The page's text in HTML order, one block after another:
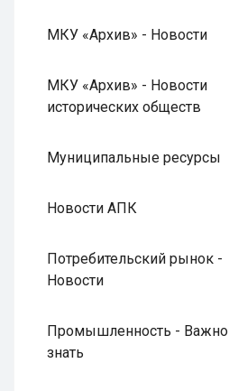
МКУ «Архив» - Новости
МКУ «Архив» - Новости
исторических обществ
Муниципальные ресурсы
Новости АПК
Потребительский рынок -
Новости
Промышленность - Важно
знать